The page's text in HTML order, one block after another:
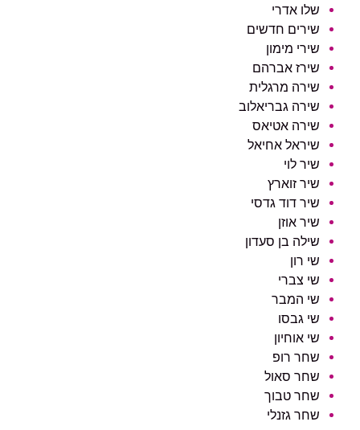
שלו אדרי
שירים חדשים
שירי מימון
שירז אברהם
שירה מרגלית
שירה גבריאלוב
שירה אטיאס
שיראל אחיאל
שיר לוי
שיר זוארץ
שיר דוד גדסי
שיר אוזן
שילה בן סעדון
שי רון
שי צברי
שי המבר
שי גבסו
שי אוחיון
שחר רופ
שחר סאול
שחר טבוך
שחר גזנלי